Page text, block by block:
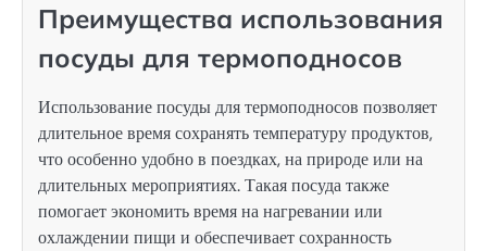
Преимущества использования
посуды для термоподносов
Использование посуды для термоподносов позволяет
длительное время сохранять температуру продуктов,
что особенно удобно в поездках, на природе или на
длительных мероприятиях. Такая посуда также
помогает экономить время на нагревании или
охлаждении пищи и обеспечивает сохранность